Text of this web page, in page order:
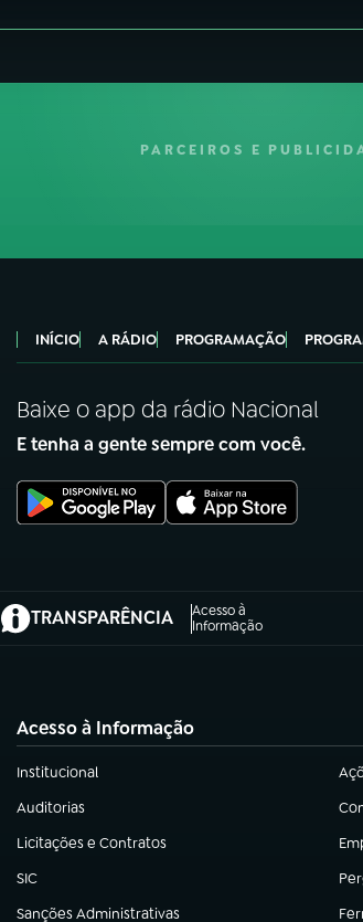
PARCEIROS E
INÍCIO A RÁDIO PROGRAMAÇÃO
Baixe o app da rádio Nacional
E tenha a gente sempre com você.
TRANSPARÊNCIA
Acesso à
Informação
(abre em nova aba)
Acesso à Informação
Institucional
(abre em nova aba)
Auditorias
(abre em nova aba)
Licitações e Contratos
(abre em nova aba)
SIC
(abre em nova aba)
Sanções Administrativas